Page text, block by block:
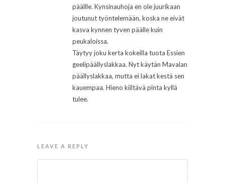
päällle. Kynsinauhoja en ole juurikaan
joutunut työntelemään, koska ne eivät
kasva kynnen tyven päälle kuin
peukaloissa.
Täytyy joku kerta kokeilla tuota Essien
geelipäällyslakkaa. Nyt käytän Mavalan
päällyslakkaa, mutta ei lakat kestä sen
kauempaa. Hieno kiiltävä pinta kyllä
tulee.
LEAVE A REPLY